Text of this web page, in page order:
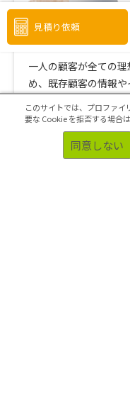
ペルソナとは
一人の顧客が全ての
め、既存顧客の情報
れがペルソナです。
現実にはいない崇高
持って、社内関連部
見積り依頼
このサイトでは、プロファイ
要な Cookie を拒否する場合
同意しない